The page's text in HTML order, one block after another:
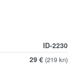
ID-2230
29 € (219 kn)